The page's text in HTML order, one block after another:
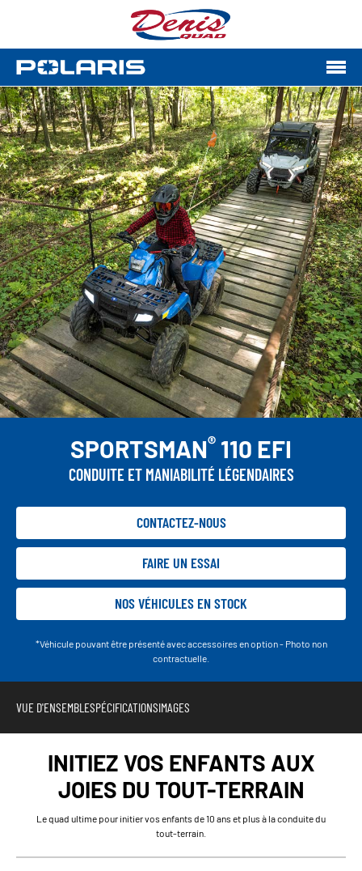
SPORTSMAN® 110 EFI
CONDUITE ET MANIABILITÉ LÉGENDAIRES
CONTACTEZ-NOUS
FAIRE UN ESSAI
NOS VÉHICULES EN STOCK
*Véhicule pouvant être présenté avec accessoires en option - Photo non
contractuelle.
VUE D'ENSEMBLESPÉCIFICATIONSIMAGES
INITIEZ VOS ENFANTS AUX
JOIES DU TOUT-TERRAIN
Le quad ultime pour initier vos enfants de 10 ans et plus à la conduite du
tout-terrain.